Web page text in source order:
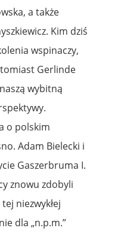
a także
Kim dziś
wspinaczy,
Gerlinde
wybitną
o polskim
Adam Bielecki i
Gaszerbruma I.
znowu zdobyli
niezwykłej
dla „n.p.m.”